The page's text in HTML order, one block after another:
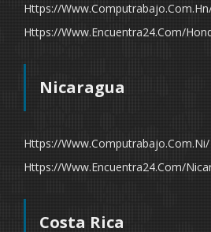
Https://
Https://www.encuentra24.com/
Nicaragua
Https://www.computrabajo.com.ni/
Https://www.encuentra24.com/
Costa Rica